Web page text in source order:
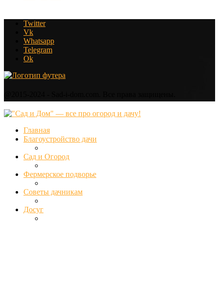
Twitter
Vk
Whatsapp
Telegram
Ok
Главная
Благоустройство дачи
Сад и Огород
Фермерское подворье
Советы дачникам
Досуг